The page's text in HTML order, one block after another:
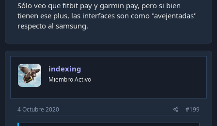
Sólo veo que fitbit pay y garmin pay, pero si bien
tienen ese plus, las interfaces son como "avejentadas"
respecto al samsung.
indexing
Miembro Activo
4 Octubre 2020 #199